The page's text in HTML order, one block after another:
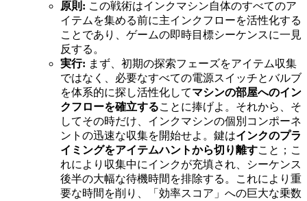
原則: この戦術はインクマシン自体のすべてのア
イテムを集める前に主インクフローを活性化する
ことであり、ゲームの即時目標シーケンスに一見
反する。
実行: まず、初期の探索フェーズをアイテム収集
ではなく、必要なすべての電源スイッチとバルブ
を体系的に探し活性化してマシンの部屋へのイン
クフローを確立することに捧げよ。それから、そ
してその時だけ、インクマシンの個別コンポーネ
ントの迅速な収集を開始せよ。鍵はインクのプラ
イミングをアイテムハントから切り離すこと；こ
れにより収集中にインクが充填され、シーケンス
後半の大幅な待機時間を排除する。これにより重
要な時間を削り、「効率スコア」への巨大な乗数